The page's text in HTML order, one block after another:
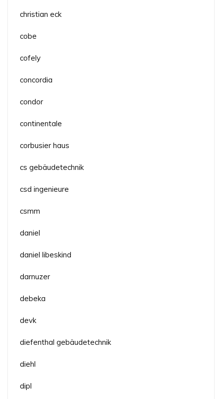
christian eck
cobe
cofely
concordia
condor
continentale
corbusier haus
cs gebäudetechnik
csd ingenieure
csmm
daniel
daniel libeskind
darnuzer
debeka
devk
diefenthal gebäudetechnik
diehl
dipl